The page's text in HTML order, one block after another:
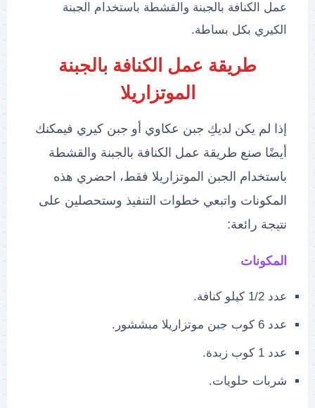
عمل الكنافة بالجبنة والقشطة باستخدام الجبنة
الكيري بكل بساطة.
طريقة عمل الكنافة بالجبنة
الموتزاريلا
إذا لم يكن لديكِ جبن عكاوي أو جبن كيري فيمكنك
أيضًا صنع طريقة عمل الكنافة بالجبنة والقشطة
باستخدام الجبن الموتزاريلا فقط، احضري هذه
المكونات واتبعي خطوات التنفيذ وستحصلين على
نتيجة رائعة:
المكونات
عدد 1/2 كيلو كنافة.
عدد 6 كوب جبن موتزاريلا مبششور.
عدد 1 كوب زبدة.
شربات حلويات.